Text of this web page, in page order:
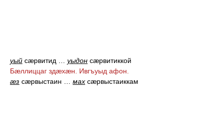
уый сæрвитид уыдон сæрвитиккой
Бæллиццаг здæхæн. Ивгъуыд афон.
æз сæрвыстаин мах сæрвыстаиккам